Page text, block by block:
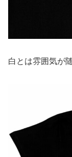
白とは雰囲気が